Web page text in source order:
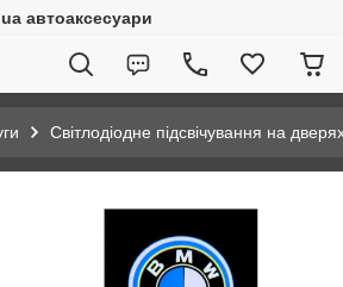
автоаксесуари
Світлодіодне підсвічування на